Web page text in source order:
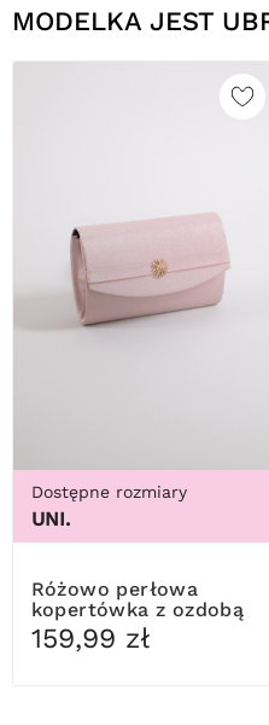
MODELKA JEST
Dostępne rozmiary
UNI.
Różowo perłowa
kopertówka z ozdobą
159,99 zł